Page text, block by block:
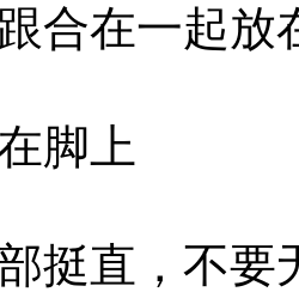
在一起放
脚上
直，不要